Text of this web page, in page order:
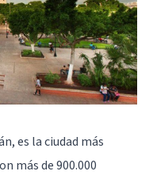
es la ciudad más
más de 900.000